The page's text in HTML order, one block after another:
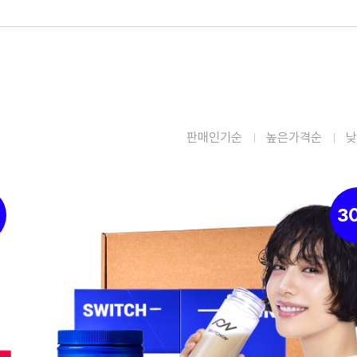
판매인기순 높은가격순